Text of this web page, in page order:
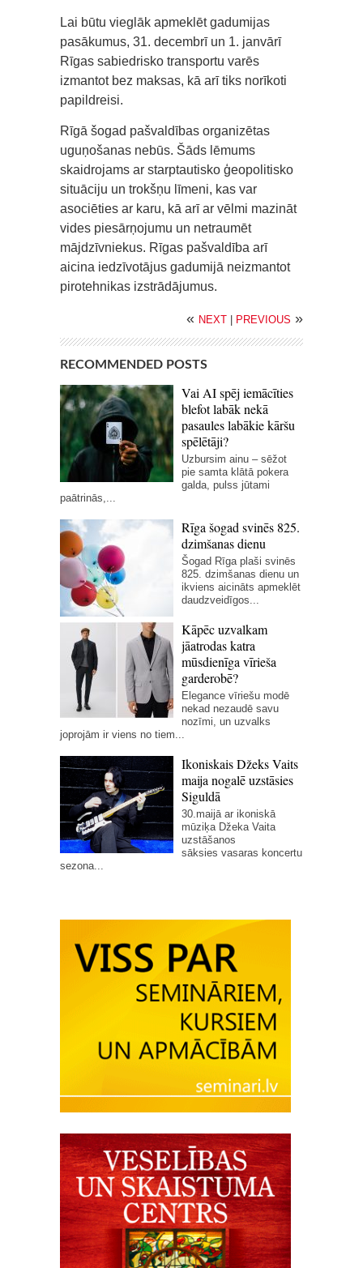
Lai būtu vieglāk apmeklēt gadumijas
pasākumus, 31. decembrī un 1. janvārī
Rīgas sabiedrisko transportu varēs
izmantot bez maksas, kā arī tiks norīkoti
papildreisi.
Rīgā šogad pašvaldības organizētas
uguņošanas nebūs. Šāds lēmums
skaidrojams ar starptautisko ģeopolitisko
situāciju un trokšņu līmeni, kas var
asociēties ar karu, kā arī ar vēlmi mazināt
vides piesārņojumu un netraumēt
mājdzīvniekus. Rīgas pašvaldība arī
aicina iedzīvotājus gadumijā neizmantot
pirotehnikas izstrādājumus.
« NEXT PREVIOUS »
RECOMMENDED POSTS
Vai AI spēj iemācīties
blefot labāk nekā
pasaules labākie kāršu
spēlētāji?
Uzbursim ainu – sēžot
pie samta klātā pokera
galda, pulss jūtami
paātrinās,...
Rīga šogad svinēs 825.
dzimšanas dienu
Šogad Rīga plaši svinēs
825. dzimšanas dienu un
ikviens aicināts apmeklēt
daudzveidīgos...
Kāpēc uzvalkam
jāatrodas katra
mūsdienīga vīrieša
garderobē?
Elegance vīriešu modē
nekad nezaudē savu
nozīmi, un uzvalks
joprojām ir viens no tiem...
Ikoniskais Džeks Vaits
maija nogalē uzstāsies
Siguldā
30.maijā ar ikoniskā
mūziķa Džeka Vaita
uzstāšanos
sāksies vasaras koncertu
sezona...